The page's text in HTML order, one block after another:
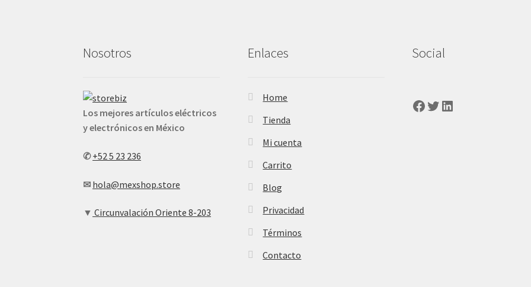
Nosotros
Los mejores artículos eléctricos
y electrónicos en México
✆+52 5 23 236
✉ hola@mexshop.store
▼ Circunvalación Oriente 8-203
Enlaces
Home
Tienda
Mi cuenta
Carrito
Blog
Privacidad
Términos
Contacto
Social
Facebook
Twitter
LinkedIn